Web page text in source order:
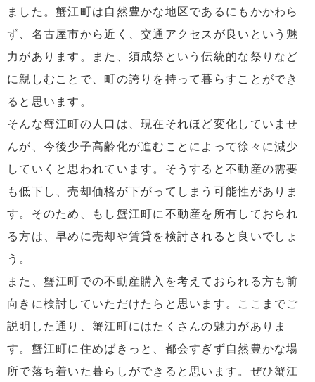
ました。蟹江町は自然豊かな地区であるにもかかわら
ず、名古屋市から近く、交通アクセスが良いという魅
力があります。また、須成祭という伝統的な祭りなど
に親しむことで、町の誇りを持って暮らすことができ
ると思います。
そんな蟹江町の人口は、現在それほど変化していませ
んが、今後少子高齢化が進むことによって徐々に減少
していくと思われています。そうすると不動産の需要
も低下し、売却価格が下がってしまう可能性がありま
す。そのため、もし蟹江町に不動産を所有しておられ
る方は、早めに売却や賃貸を検討されると良いでしょ
う。
また、蟹江町での不動産購入を考えておられる方も前
向きに検討していただけたらと思います。ここまでご
説明した通り、蟹江町にはたくさんの魅力がありま
す。蟹江町に住めばきっと、都会すぎず自然豊かな場
所で落ち着いた暮らしができると思います。ぜひ蟹江